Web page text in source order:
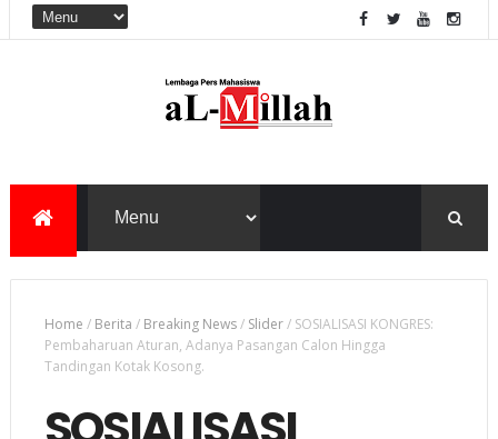
Home / Berita / Breaking News/ Slider/ SOSIALISASI KONGRES:
Pembaharuan Aturan, Adanya Pasangan Calon Hingga
Tandingan Kotak Kosong.